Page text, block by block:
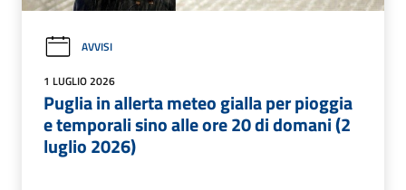
AVVISI
1 LUGLIO 2026
Puglia in allerta meteo gialla per pioggia
e temporali sino alle ore 20 di domani (2
luglio 2026)